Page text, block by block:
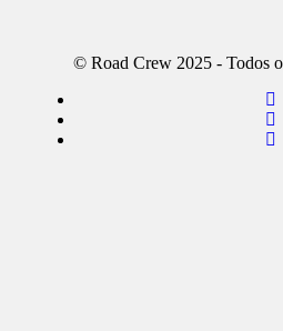
© Road Crew 2025 - Todos